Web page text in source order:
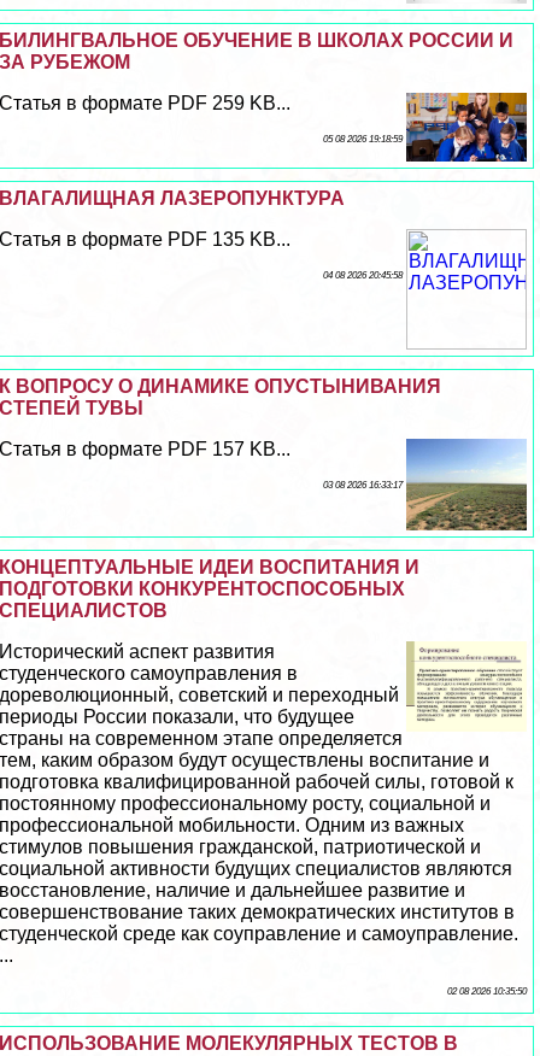
БИЛИНГВАЛЬНОЕ ОБУЧЕНИЕ В ШКОЛАХ РОССИИ И
ЗА РУБЕЖОМ
Статья в формате PDF 259 KB...
05 08 2026 19:18:59
ВЛАГАЛИЩНАЯ ЛАЗЕРОПУНКТУРА
Статья в формате PDF 135 KB...
04 08 2026 20:45:58
К ВОПРОСУ О ДИНАМИКЕ ОПУСТЫНИВАНИЯ
СТЕПЕЙ ТУВЫ
Статья в формате PDF 157 KB...
03 08 2026 16:33:17
КОНЦЕПТУАЛЬНЫЕ ИДЕИ ВОСПИТАНИЯ И
ПОДГОТОВКИ КОНКУРЕНТОСПОСОБНЫХ
СПЕЦИАЛИСТОВ
Исторический аспект развития
студенческого самоуправления в
дореволюционный, советский и переходный
периоды России показали, что будущее
страны на современном этапе определяется
тем, каким образом будут осуществлены воспитание и
подготовка квалифицированной рабочей силы, готовой к
постоянному профессиональному росту, социальной и
профессиональной мобильности. Одним из важных
стимулов повышения гражданской, патриотической и
социальной активности будущих специалистов являются
восстановление, наличие и дальнейшее развитие и
совершенствование таких демократических институтов в
студенческой среде как соуправление и самоуправление.
...
02 08 2026 10:35:50
ИСПОЛЬЗОВАНИЕ МОЛЕКУЛЯРНЫХ ТЕСТОВ В